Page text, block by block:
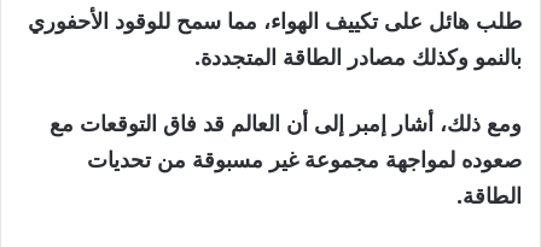
طلب هائل على تكييف الهواء، مما سمح للوقود الأحفوري
بالنمو وكذلك مصادر الطاقة المتجددة.
ومع ذلك، أشار إمبر إلى أن العالم قد فاق التوقعات مع
صعوده لمواجهة مجموعة غير مسبوقة من تحديات
الطاقة.